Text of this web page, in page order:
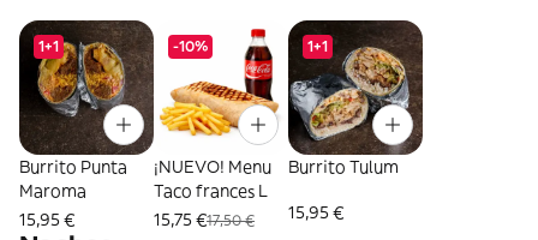
1+1
Burrito Punta
Maroma
15,95 €
-10%
¡NUEVO! Menu
Taco frances L
15,75 €17,50 €
1+1
Burrito Tulum
15,95 €